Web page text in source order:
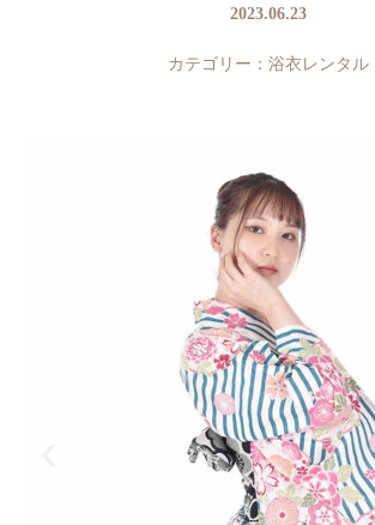
2023.06.23
カテゴリー： 浴衣レンタル